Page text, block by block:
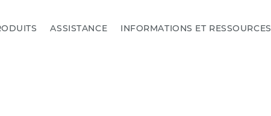
ASSISTANCE INFORMATIONS ET RESSOURCES